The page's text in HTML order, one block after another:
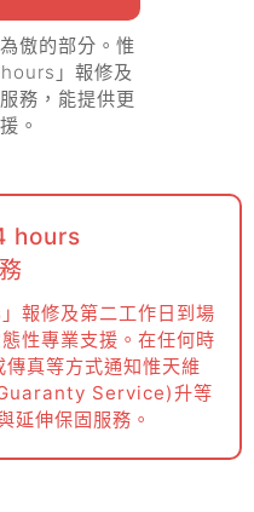
傲的部分。惟
」報修及
務，能提供更
。
hours
報修及第二工作日到場
性專業支援。在任何時
真等方式通知惟天維
Service)升等
延伸保固服務。